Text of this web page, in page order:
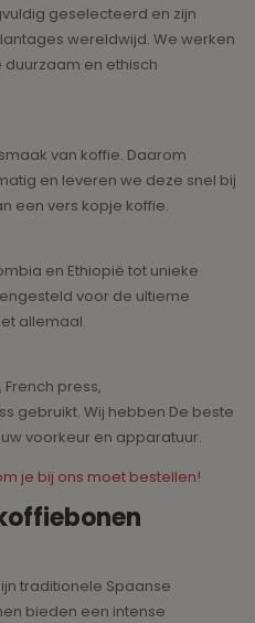
geselecteerd en zijn
wereldwijd. We werken
en ethisch
van koffie. Daarom
en leveren we deze snel bij
een vers kopje koffie.
en Ethiopië tot unieke
voor de ultieme
allemaal.
press,
gebruikt. Wij hebben De beste
voorkeur en apparatuur.
je bij ons moet bestellen!
traditionele Spaanse
bieden een intense